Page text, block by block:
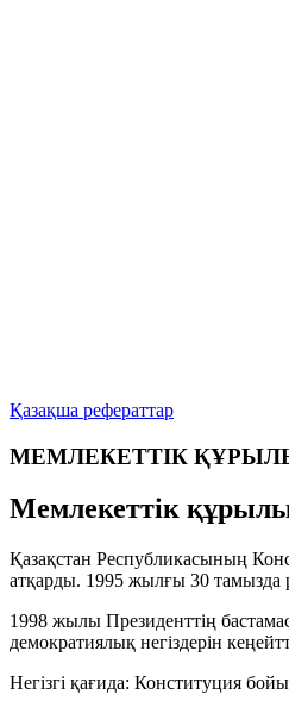
Қазақша рефераттар
МЕМЛЕКЕТТІК
Мемлекеттік
Қазақстан Республикасының
атқарды. 1995 жылғы 30
1998 жылы Президенттің
демократиялық негіздерін
Негізгі қағида: Конституция